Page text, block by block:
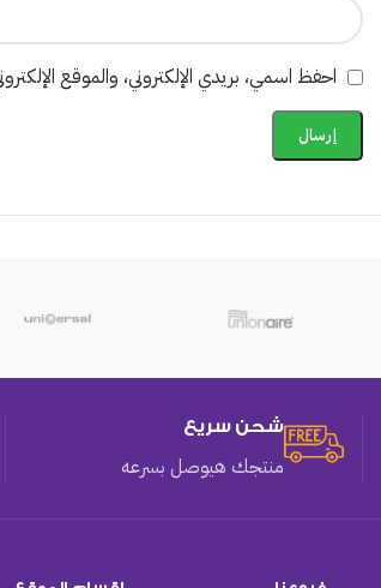
احفظ اسمي، بريدي الإلكتروني، والموقع
شحن سريع
منتجك هيوصل بسرعه